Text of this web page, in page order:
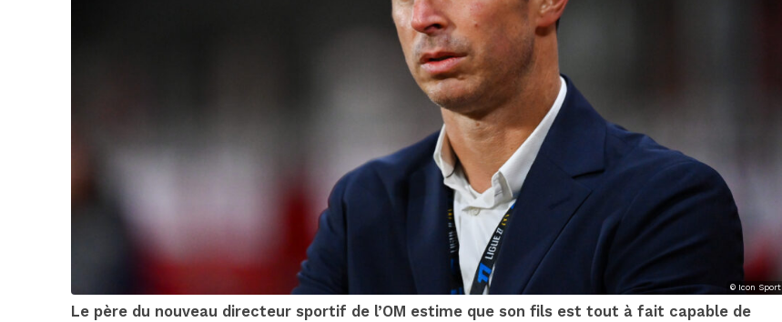
© Icon Sport
Le père du nouveau directeur sportif de l’OM estime que son fils est tout à fait capable de